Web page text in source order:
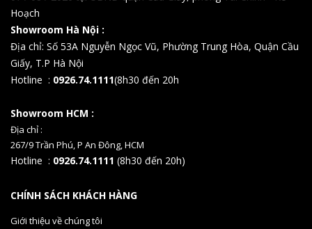
Hoạch
Showroom Hà Nội :
Địa chỉ: Số 53A Nguyễn Ngọc Vũ, Phường Trung Hòa, Quận Cầu
Giấy, T.P Hà Nội
Hotline : 0926.74.1111(8h30 đến 20h
Showroom HCM :
Địa chỉ :
267/9 Trần Phú, P An Đông, HCM
Hotline : 0926.74.1111 (8h30 đến 20h)
CHÍNH SÁCH KHÁCH HÀNG
Giới thiệu về chúng tôi